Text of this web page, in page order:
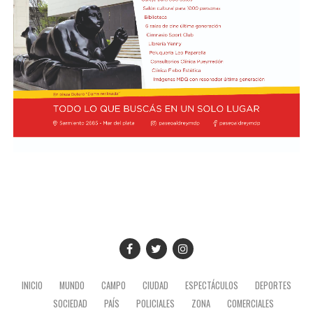
"Varias veces tuve ocasión de conocerle y hablar con él",
recordó Prevost sobre Bergoglio. Ahora, como Papa,
regresará a la Argentina con San Lorenzo a la
expectativa de una decisión del Vaticano que podría
quedar grabada en la historia del club.
Buenos Aires, Julio Bitelli.
Desde el Palacio del Planalto, el canciller Mauro
Vieira calificó los insultos del mandatario argentino
como "graves e inaceptables". Por su parte, Brasil decidió
reducir su representación en el país al nivel de
encargado de negocios.
Quirno afirmó en conferencia de prensa
que Argentina decidió no llevar el conflicto a una
instancia diplomática mayor. El funcionario sostuvo que
existían otros caminos para preservar el vínculo entre
INICIO MUNDO CAMPO CIUDAD ESPECTÁCULOS
DEPORTES
SOCIEDAD
PAÍS POLICIALES ZONA COMERCIALES